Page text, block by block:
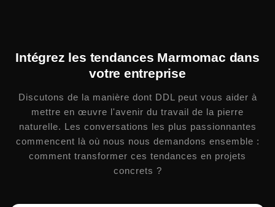
Intégrez les tendances Marmomac dans
votre entreprise
Discutons de la manière dont DDL peut vous aider à
mettre en œuvre l'avenir du travail de la pierre
naturelle. Les conversations les plus passionnantes
commencent là où nous nous demandons ensemble :
comment transformer ces tendances en projets
concrets ?